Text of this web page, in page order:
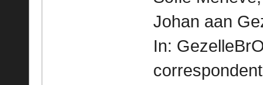
Johan aan
In: